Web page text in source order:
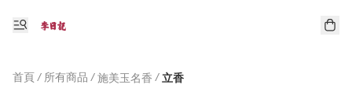
首頁 / 所有商品 / 施美玉名香 / 立香